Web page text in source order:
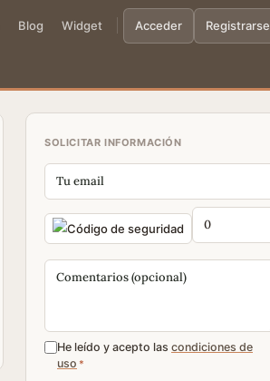
Blog Widget Acceder Registrarse
SOLICITAR INFORMACIÓN
He leído y acepto las condiciones de
uso *